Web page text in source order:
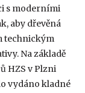
s moderními
aby dřevěná
technickým
Na základě
HZS v Plzni
vydáno kladné